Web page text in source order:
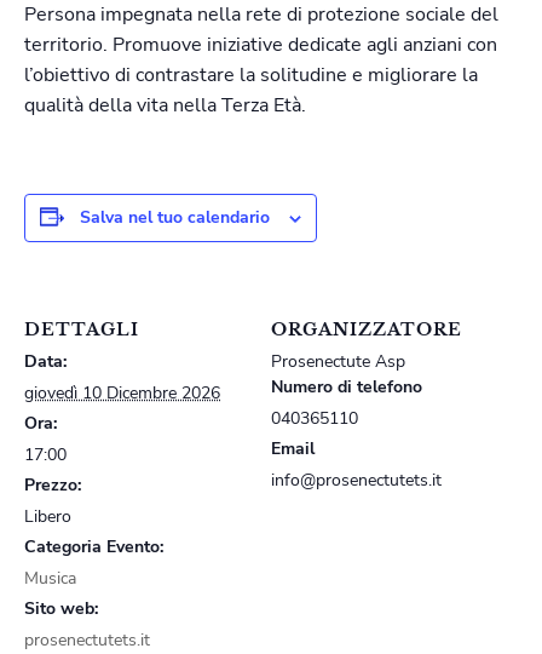
Persona impegnata nella rete di protezione sociale del
territorio. Promuove iniziative dedicate agli anziani con
l’obiettivo di contrastare la solitudine e migliorare la
qualità della vita nella Terza Età.
Salva nel tuo calendario
DETTAGLI
Data:
giovedì 10 Dicembre 2026
Ora:
17:00
Prezzo:
Libero
Categoria Evento:
Musica
Sito web:
prosenectutets.it
ORGANIZZATORE
Prosenectute Asp
Numero di telefono
040365110
Email
info@prosenectutets.it